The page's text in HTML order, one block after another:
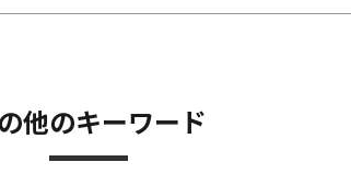
他のキーワード